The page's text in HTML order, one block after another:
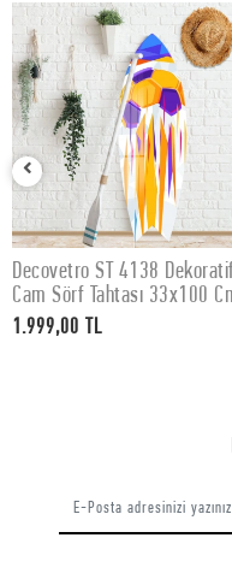
SEPETE EKLE
Decovetro ST 4138
Cam Sörf Tahtası 33x100
1.999,00 TL